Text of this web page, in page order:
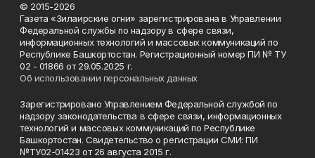
© 2015-2026
Газета «Зилаирские огни» зарегистрирована в Управлении
Федеральной службы по надзору в сфере связи,
информационных технологий и массовых коммуникаций по
Республике Башкортостан. Регистрационный номер ПИ № ТУ
02 - 01866 от 29.05.2025 г.
Об использовании персональных данных
Зарегистрировано Управлением Федеральной службой по
надзору законодательства в сфере связи, информационных
технологий и массовых коммуникаций по Республике
Башкортостан. Свидетельство о регистрации СМИ: ПИ
№ТУ02-01423 от 26 августа 2015 г.